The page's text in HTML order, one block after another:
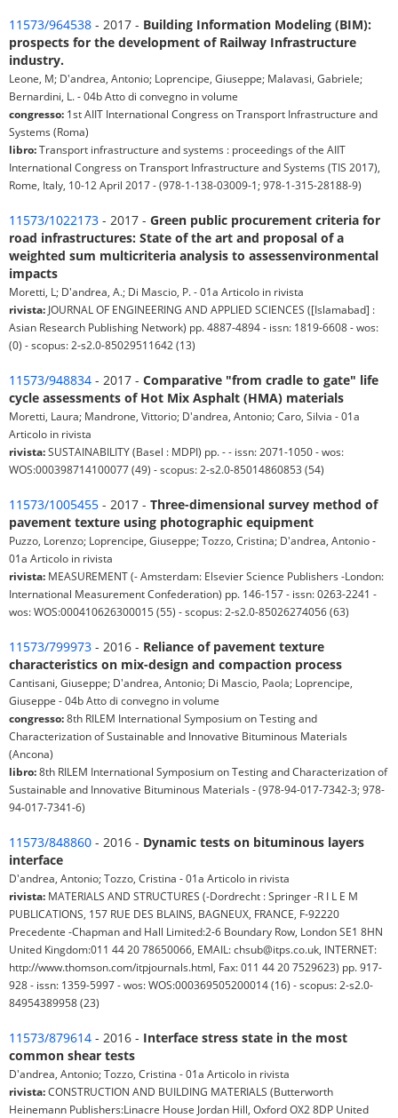
11573/964538 - 2017 - Building Information Modeling (BIM):
prospects for the development of Railway Infrastructure
industry.
Leone, M; D'andrea, Antonio; Loprencipe, Giuseppe; Malavasi, Gabriele;
Bernardini, L. - 04b Atto di convegno in volume
congresso: 1st AIIT International Congress on Transport Infrastructure and
Systems (Roma)
libro:Transport infrastructure and systems : proceedings of the AIIT
International Congress on Transport Infrastructure and Systems (TIS 2017),
Rome, Italy, 10-12 April 2017 - (978-1-138-03009-1; 978-1-315-28188-9)
11573/1022173 - 2017 - Green public procurement criteria for
road infrastructures: State of the art and proposal of a
weighted sum multicriteria analysis to assessenvironmental
impacts
Moretti, L; D'andrea, A.; Di Mascio, P. - 01a Articolo in rivista
rivista: JOURNAL OF ENGINEERING AND APPLIED SCIENCES ([Islamabad] :
Asian Research Publishing Network) pp. 4887-4894 - issn: 1819-6608 - wos:
(0) - scopus: 2-s2.0-85029511642 (13)
11573/948834 - 2017 - Comparative "from cradle to gate" life
cycle assessments of Hot Mix Asphalt (HMA) materials
Moretti, Laura; Mandrone, Vittorio; D'andrea, Antonio; Caro, Silvia - 01a
Articolo in rivista
rivista:SUSTAINABILITY (Basel : MDPI) pp. - - issn: 2071-1050 - wos:
WOS:000398714100077 (49) - scopus: 2-s2.0-85014860853 (54)
11573/1005455 - 2017 - Three-dimensional survey method of
pavement texture using photographic equipment
Puzzo, Lorenzo; Loprencipe, Giuseppe; Tozzo, Cristina; D'andrea, Antonio -
01a Articolo in rivista
rivista: MEASUREMENT (- Amsterdam: Elsevier Science Publishers -London:
International Measurement Confederation) pp. 146-157 - issn: 0263-2241 -
wos: WOS:000410626300015 (55) - scopus: 2-s2.0-85026274056 (63)
11573/799973 - 2016 - Reliance of pavement texture
characteristics on mix-design and compaction process
Cantisani, Giuseppe; D'andrea, Antonio; Di Mascio, Paola; Loprencipe,
Giuseppe - 04b Atto di convegno in volume
congresso:8th RILEM International Symposium on Testing and
Characterization of Sustainable and Innovative Bituminous Materials
(Ancona)
libro:8th RILEM International Symposium on Testing and Characterization of
Sustainable and Innovative Bituminous Materials - (978-94-017-7342-3; 978-
94-017-7341-6)
11573/848860 - 2016 - Dynamic tests on bituminous layers
interface
D'andrea, Antonio; Tozzo, Cristina - 01a Articolo in rivista
rivista: MATERIALS AND STRUCTURES (-Dordrecht : Springer -R I L E M
PUBLICATIONS, 157 RUE DES BLAINS, BAGNEUX, FRANCE, F-92220
Precedente -Chapman and Hall Limited:2-6 Boundary Row, London SE1 8HN
United Kingdom:011 44 20 78650066, EMAIL: chsub@itps.co.uk, INTERNET:
http://www.thomson.com/itpjournals.html, Fax: 011 44 20 7529623) pp. 917-
928 - issn: 1359-5997 - wos: WOS:000369505200014 (16) - scopus: 2-s2.0-
84954389958 (23)
11573/879614 - 2016 - Interface stress state in the most
common shear tests
D'andrea, Antonio; Tozzo, Cristina - 01a Articolo in rivista
rivista:CONSTRUCTION AND BUILDING MATERIALS (Butterworth
Heinemann Publishers:Linacre House Jordan Hill, Oxford OX2 8DP United